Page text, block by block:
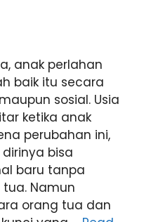
anak perlahan
baik itu secara
sosial. Usia
ketika anak
perubahan ini,
bisa
baru tanpa
Namun
orang tua dan